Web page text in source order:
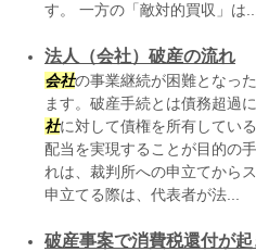
す。 一方の「敵対的買収」は...
法人（会社）破産の流れ
会社の事業継続が困難となっ
ます。破産手続とは債務超過
社に対して債権を所有してい
配当を実現することが目的の
れは、裁判所への申立てから
申立てる際は、代表者が法...
破産事案で消費税還付が